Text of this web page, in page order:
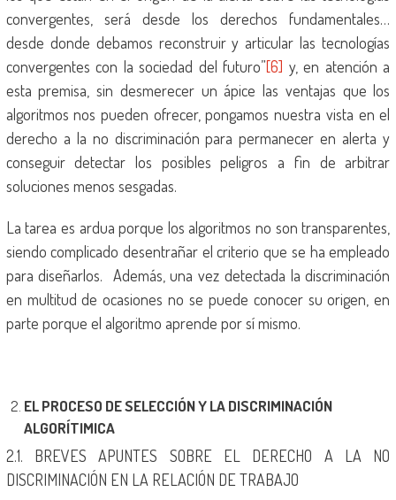
convergentes, será desde los derechos fundamentales…
desde donde debamos reconstruir y articular las tecnologías
convergentes con la sociedad del futuro”[6] y, en atención a
esta premisa, sin desmerecer un ápice las ventajas que los
algoritmos nos pueden ofrecer, pongamos nuestra vista en el
derecho a la no discriminación para permanecer en alerta y
conseguir detectar los posibles peligros a fin de arbitrar
soluciones menos sesgadas.
La tarea es ardua porque los algoritmos no son transparentes,
siendo complicado desentrañar el criterio que se ha empleado
para diseñarlos. Además, una vez detectada la discriminación
en multitud de ocasiones no se puede conocer su origen, en
parte porque el algoritmo aprende por sí mismo.
EL PROCESO DE SELECCIÓN Y LA DISCRIMINACIÓN
ALGORÍTIMICA
2.1. BREVES APUNTES SOBRE EL DERECHO A LA NO
DISCRIMINACIÓN EN LA RELACIÓN DE TRABAJO